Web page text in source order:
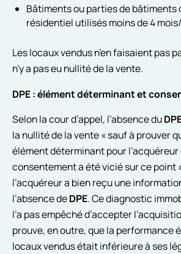
Bâtiments ou parties de bâtiments
résidentiel utilisés moins de 4
Les locaux vendus n’en faisaient pas
n’y a pas eu nullité de la vente.
DPE : élément déterminant et
Selon la cour d’appel, l’absence du
la nullité de la vente « sauf à prouver
élément déterminant pour l’acquéreur
consentement a été vicié sur ce point
l’acquéreur a bien reçu une
l’absence deDPE. Ce diagnostic
l’a pas empêché d’accepter
prouve, en outre, que la performance
locaux vendus était inférieure à ses